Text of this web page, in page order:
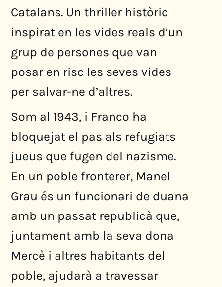
Catalans. Un thriller històric
inspirat en les vides reals d’un
grup de persones que van
posar en risc les seves vides
per salvar-ne d’altres.
Som al 1943, i Franco ha
bloquejat el pas als refugiats
jueus que fugen del nazisme.
En un poble fronterer, Manel
Grau és un funcionari de duana
amb un passat republicà que,
juntament amb la seva dona
Mercè i altres habitants del
poble, ajudarà a travessar